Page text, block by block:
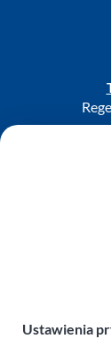
Ustawienia